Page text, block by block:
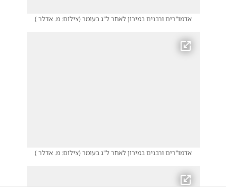
אדמו"רים ורבנים במירון לאחר ל"ג בעומר(צילום: מ. אדלר )
אדמו"רים ורבנים במירון לאחר ל"ג בעומר(צילום: מ. אדלר )